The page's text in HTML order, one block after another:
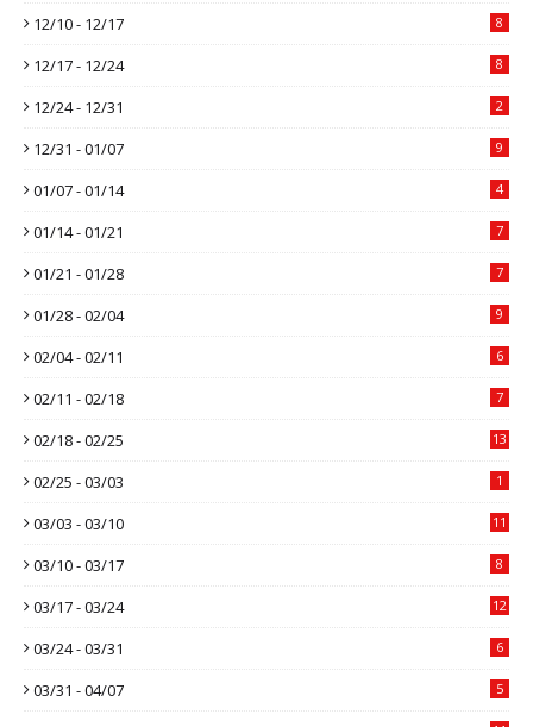
12/10 - 12/17 8
12/17 - 12/24 8
12/24 - 12/31 2
12/31 - 01/07 9
01/07 - 01/14 4
01/14 - 01/21 7
01/21 - 01/28 7
01/28 - 02/04 9
02/04 - 02/11 6
02/11 - 02/18 7
02/18 - 02/25 13
02/25 - 03/03 1
03/03 - 03/10 11
03/10 - 03/17 8
03/17 - 03/24 12
03/24 - 03/31 6
03/31 - 04/07 5